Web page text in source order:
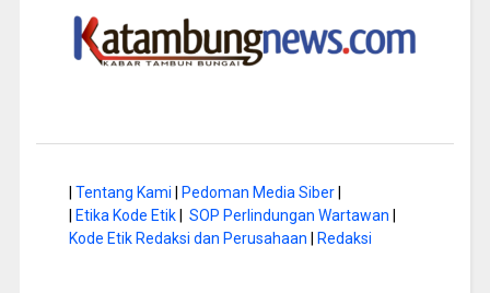
Tentang Kami Pedoman Media Siber|
Etika Kode Etik| SOP Perlindungan Wartawan
Kode Etik Redaksi dan Perusahaan
Redaksi